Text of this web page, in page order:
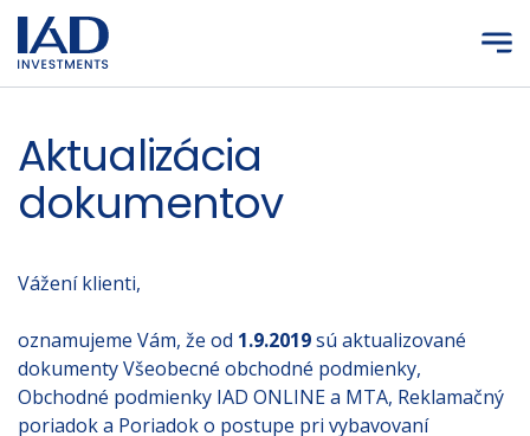
Prejsť na hlavný obsah
Aktualizácia
dokumentov
Vážení klienti,
oznamujeme Vám, že od 1.9.2019sú aktualizované
dokumenty Všeobecné obchodné podmienky,
Obchodné podmienky IAD ONLINE a MTA, Reklamačný
poriadok a Poriadok o postupe pri vybavovaní